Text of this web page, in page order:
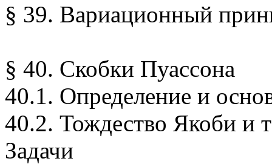
§ 39. Вариационный
§ 40. Скобки Пуассона
40.1. Определение и
40.2. Тождество Якоби и
Задачи